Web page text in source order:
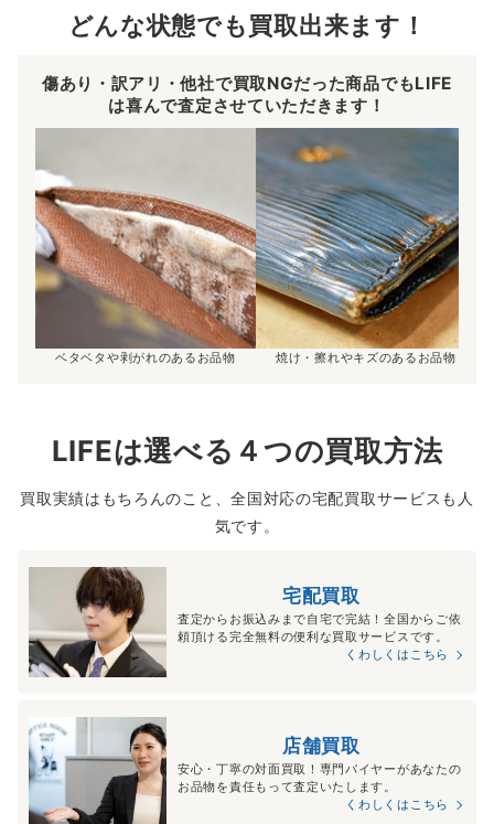
どんな状態でも買取出来ます！
傷あり・訳アリ・他社で買取NGだった商品でもLIFE
は喜んで査定させていただきます！
ベタベタや剥がれのあるお品物 焼け・擦れやキズのあるお品物
LIFEは選べる４つの買取方法
買取実績はもちろんのこと、全国対応の宅配買取サービスも人
気です。
宅配買取
査定からお振込みまで自宅で完結！全国からご依
頼頂ける完全無料の便利な買取サービスです。
くわしくはこちら
店舗買取
安心・丁寧の対面買取！専門バイヤーがあなたの
お品物を責任もって査定いたします。
くわしくはこちら